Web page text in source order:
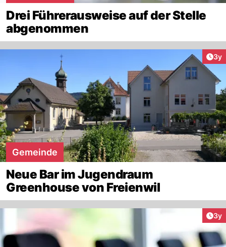
Drei Führerausweise auf der Stelle
abgenommen
3y
Gemeinde
Neue Bar im Jugendraum
Greenhouse von Freienwil
3y